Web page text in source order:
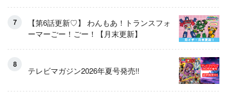
【第6話更新♡】 わんもあ！トランスフォ
ーマーごー！ごー！【月末更新】
テレビマガジン2026年夏号発売!!